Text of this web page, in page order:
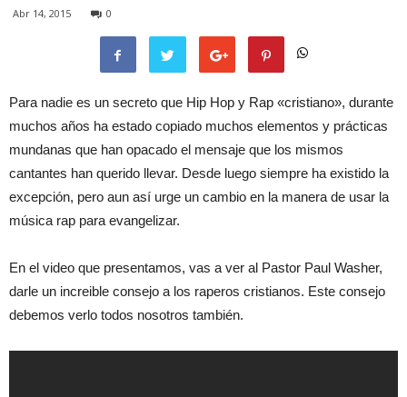
Abr 14, 2015 0
Para nadie es un secreto que Hip Hop y Rap «cristiano», durante
muchos años ha estado copiado muchos elementos y prácticas
mundanas que han opacado el mensaje que los mismos
cantantes han querido llevar. Desde luego siempre ha existido la
excepción, pero aun así urge un cambio en la manera de usar la
música rap para evangelizar.
En el video que presentamos, vas a ver al Pastor Paul Washer,
darle un increible consejo a los raperos cristianos. Este consejo
debemos verlo todos nosotros también.